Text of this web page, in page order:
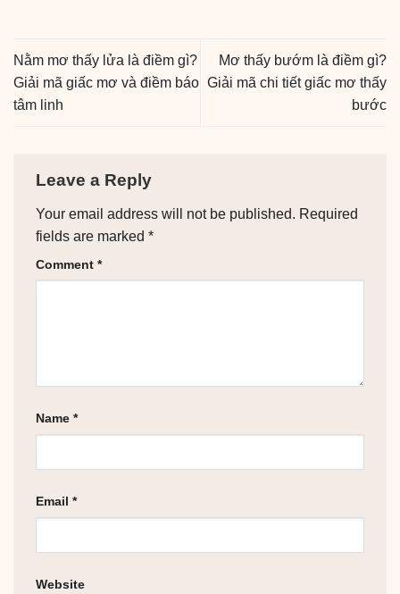
Nằm mơ thấy lửa là điềm gì?
Giải mã giấc mơ và điềm báo
tâm linh
Mơ thấy bướm là điềm gì?
Giải mã chi tiết giấc mơ thấy
bước
Leave a Reply
Your email address will not be published. Required
fields are marked *
Comment *
Name *
Email *
Website